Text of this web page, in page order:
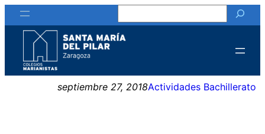
Saltar
al
contenido
septiembre 27, 2018Actividades Bachillerato